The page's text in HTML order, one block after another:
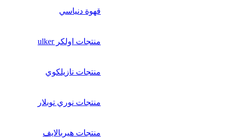
قهوة دنياسي
منتجات اولكر ulker
منتجات نازيلكوي
منتجات نوري توبلار
منتجات هيربالايف